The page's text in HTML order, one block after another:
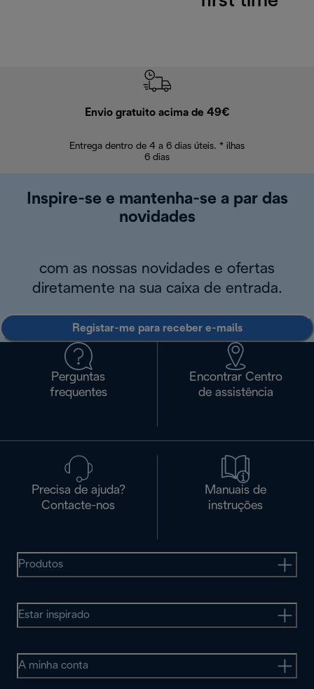
Envio gratuito acima de 49€
Entrega dentro de 4 a 6 dias úteis. * ilhas
6 dias
Inspire-se e mantenha-se a par das
novidades
com as nossas novidades e ofertas
diretamente na sua caixa de entrada.
Registar-me para receber e-mails
Perguntas
frequentes
Encontrar Centro
de assistência
Precisa de ajuda?
Contacte-nos
Manuais de
instruções
Produtos
Estar inspirado
A minha conta